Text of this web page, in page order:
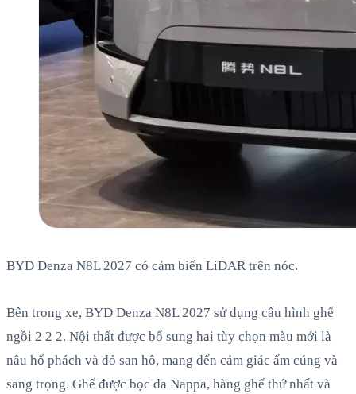
BYD Denza N8L 2027 có cảm biến LiDAR trên nóc.
Bên trong xe, BYD Denza N8L 2027 sử dụng cấu hình ghế
ngồi 2 2 2. Nội thất được bổ sung hai tùy chọn màu mới là
nâu hổ phách và đỏ san hô, mang đến cảm giác ấm cúng và
sang trọng. Ghế được bọc da Nappa, hàng ghế thứ nhất và